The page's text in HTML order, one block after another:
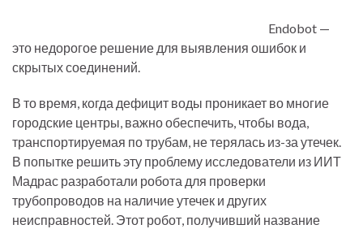
Endobot —
это недорогое решение для выявления ошибок и
скрытых соединений.
В то время, когда дефицит воды проникает во многие
городские центры, важно обеспечить, чтобы вода,
транспортируемая по трубам, не терялась из-за утечек.
В попытке решить эту проблему исследователи из ИИТ
Мадрас разработали робота для проверки
трубопроводов на наличие утечек и других
неисправностей. Этот робот, получивший название